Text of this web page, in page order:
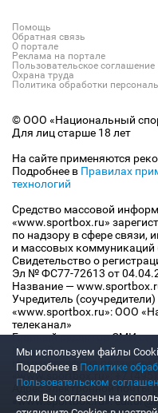
Помощь
Обратная связь
О портале
Реклама на портале
Пользовательское соглашение
Охрана труда
Политика обработки
© ООО «Национальный
Для лиц старше 18 лет
На сайте применяются
Подробнее в Правилах
технологий
Средство массовой
«www.sportbox.ru»
по надзору в сфере связи,
и массовых коммуникаций
Свидетельство о
Эл № ФС77-72613 от
Название —
Учредитель
«www.sportbox.ru»: ООО
телеканал»
Главный редактор СМИ
Конов В.А.
Номер телефона редакции
«www.sportbox.ru»: +7 (495)
Адрес электронной почты
«www.sportbox.ru»:
Мы используем файлы
Подробнее в Политике
Пользовательском
если Вы согласны на